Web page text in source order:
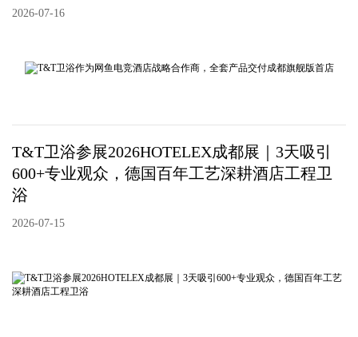
2026-07-16
T&T卫浴参展2026HOTELEX成都展｜3天吸引
600+专业观众，德国百年工艺深耕酒店工程卫
浴
2026-07-15